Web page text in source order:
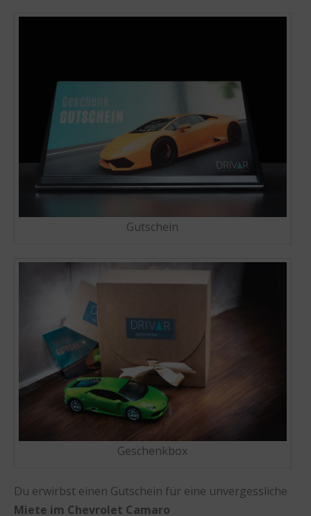
Gutschein
Geschenkbox
Du erwirbst einen Gutschein für eine unvergessliche
Miete im Chevrolet Camaro